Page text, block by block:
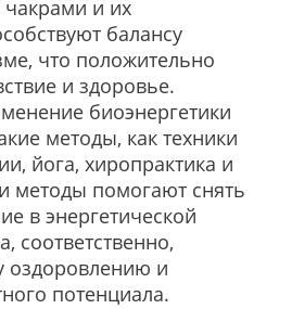
чакрами и их
балансу
что положительно
и здоровье.
биоэнергетики
методы, как техники
йога, хиропрактика и
методы помогают снять
в энергетической
соответственно,
оздоровлению и
потенциала.